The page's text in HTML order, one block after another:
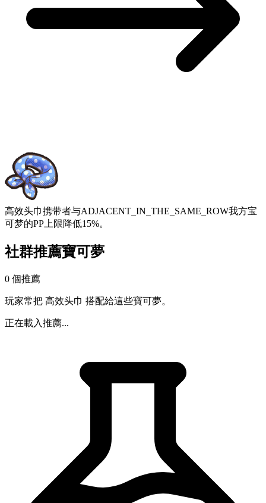
高效头巾携带者与ADJACENT_IN_THE_SAME_ROW我方宝
可梦的PP上限降低15%。
社群推薦寶可夢
0 個推薦
玩家常把 高效头巾 搭配給這些寶可夢。
正在載入推薦...